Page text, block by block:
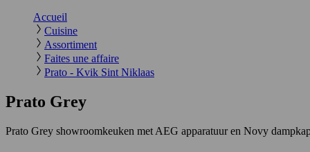
Accueil
Cuisine
Assortiment
Faites une affaire
Prato - Kvik Sint Niklaas
Prato Grey
Prato Grey showroomkeuken met AEG apparatuur en Novy